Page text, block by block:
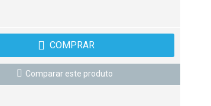
COMPRAR
Comparar este produto